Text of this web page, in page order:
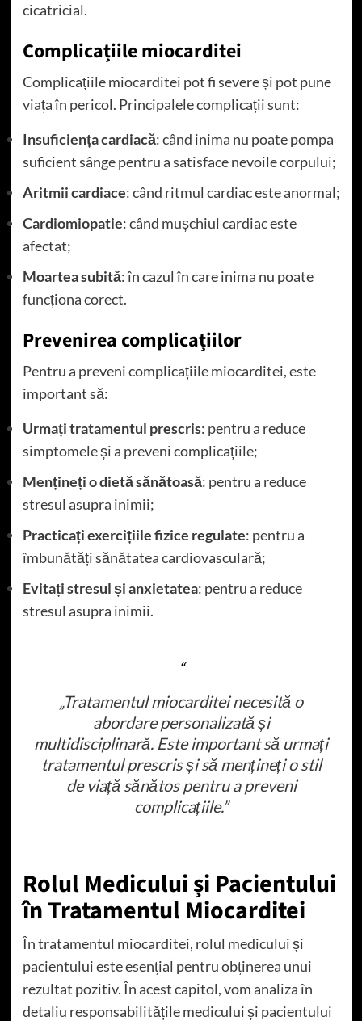
cicatricial.
Complicațiile miocarditei
Complicațiile miocarditei pot fi severe și pot pune
viața în pericol. Principalele complicații sunt:
Insuficiența cardiacă: când inima nu poate pompa
suficient sânge pentru a satisface nevoile corpului;
Aritmii cardiace: când ritmul cardiac este anormal;
Cardiomiopatie: când mușchiul cardiac este
afectat;
Moartea subită: în cazul în care inima nu poate
funcționa corect.
Prevenirea complicațiilor
Pentru a preveni complicațiile miocarditei, este
important să:
Urmați tratamentul prescris: pentru a reduce
simptomele și a preveni complicațiile;
Mențineți o dietă sănătoasă: pentru a reduce
stresul asupra inimii;
Practicați exercițiile fizice regulate: pentru a
îmbunătăți sănătatea cardiovasculară;
Evitați stresul și anxietatea: pentru a reduce
stresul asupra inimii.
„Tratamentul miocarditei necesită o
abordare personalizată și
multidisciplinară. Este important să urmați
tratamentul prescris și să mențineți o stil
de viață sănătos pentru a preveni
complicațiile.”
Rolul Medicului și Pacientului
în Tratamentul Miocarditei
În tratamentul miocarditei, rolul medicului și
pacientului este esențial pentru obținerea unui
rezultat pozitiv. În acest capitol, vom analiza în
detaliu responsabilitățile medicului și pacientului